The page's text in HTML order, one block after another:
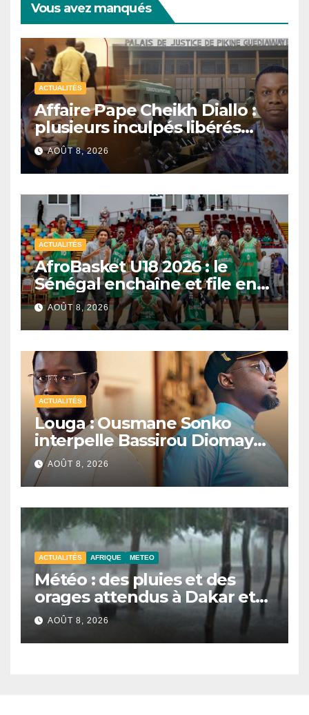
Vous avez manqués
ACTUALITÉS
Affaire Pape Cheikh Diallo :
plusieurs inculpés libérés
après un non-lieu partiel
AOÛT 8, 2026
ACTUALITÉS
AfroBasket U18 2026 : le
Sénégal enchaîne et file en
quarts de finale
AOÛT 8, 2026
ACTUALITÉS
Louga : Ousmane Sonko
interpelle Bassirou Diomaye
Faye sur la date des élections
locales
AOÛT 8, 2026
ACTUALITÉS AFRIQUE METEO
Météo : des pluies et des
orages attendus à Dakar et
dans plusieurs localités ce
samedi
AOÛT 8, 2026